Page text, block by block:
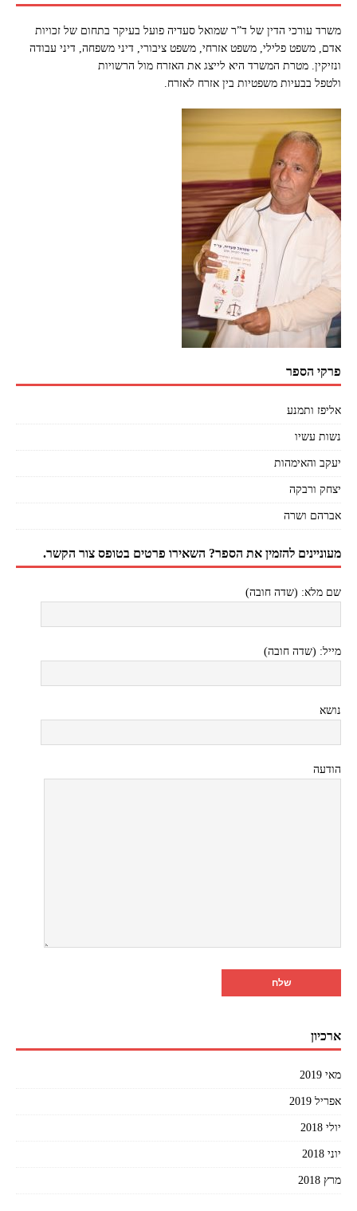
משרד עורכי הדין של ד”ר שמואל סעדיה פועל בעיקר בתחום של זכויות
אדם, משפט פלילי, משפט אזרחי, משפט ציבורי, דיני משפחה, דיני עבודה
ונזיקין. מטרת המשרד היא לייצג את האזרח מול הרשויות
ולטפל בבעיות משפטיות בין אזרח לאזרח.
פרקי הספר
אליפז ותמנע
נשות עשיו
יעקב והאימהות
יצחק ורבקה
אברהם ושרה
מעוניינים להזמין את הספר? השאירו פרטים בטופס צור הקשר.
שם מלא: (שדה חובה)
מייל: (שדה חובה)
נושא
הודעה
ארכיון
מאי 2019
אפריל 2019
יולי 2018
יוני 2018
מרץ 2018